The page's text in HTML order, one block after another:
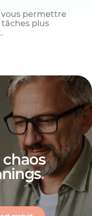
permettre
plus
.